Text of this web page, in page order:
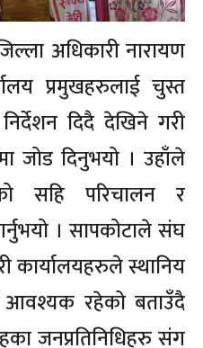
अधिकारी नारायण
प्रमुखहरुलाई चुस्त
दिदै देखिने गरी
जोड दिनुभयो । उहाँले
सहि परिचालन र
। सापकोटाले संघ
कार्यालयहरुले स्थानिय
आवश्यक रहेको बताउँदै
जनप्रतिनिधिहरु संग